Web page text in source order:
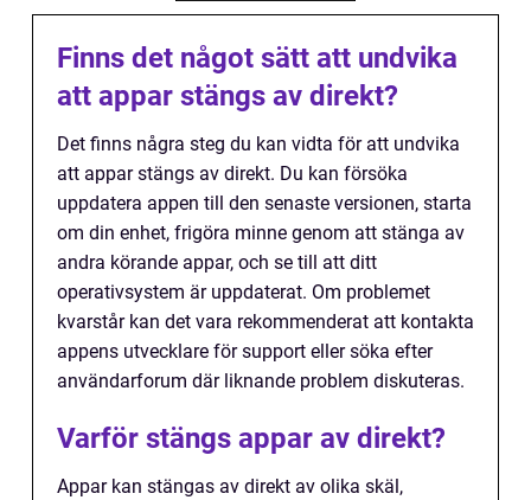
Finns det något sätt att undvika
att appar stängs av direkt?
Det finns några steg du kan vidta för att undvika
att appar stängs av direkt. Du kan försöka
uppdatera appen till den senaste versionen, starta
om din enhet, frigöra minne genom att stänga av
andra körande appar, och se till att ditt
operativsystem är uppdaterat. Om problemet
kvarstår kan det vara rekommenderat att kontakta
appens utvecklare för support eller söka efter
användarforum där liknande problem diskuteras.
Varför stängs appar av direkt?
Appar kan stängas av direkt av olika skäl,